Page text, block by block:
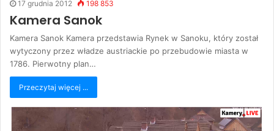
17 grudnia 2012 198 853
Kamera Sanok
Kamera Sanok Kamera przedstawia Rynek w Sanoku, który został
wytyczony przez władze austriackie po przebudowie miasta w
1786. Pierwotny plan…
Przeczytaj więcej ...